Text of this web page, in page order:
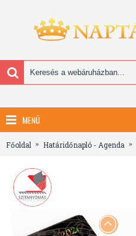
MENÜ
Főoldal Határidőnapló - Agenda